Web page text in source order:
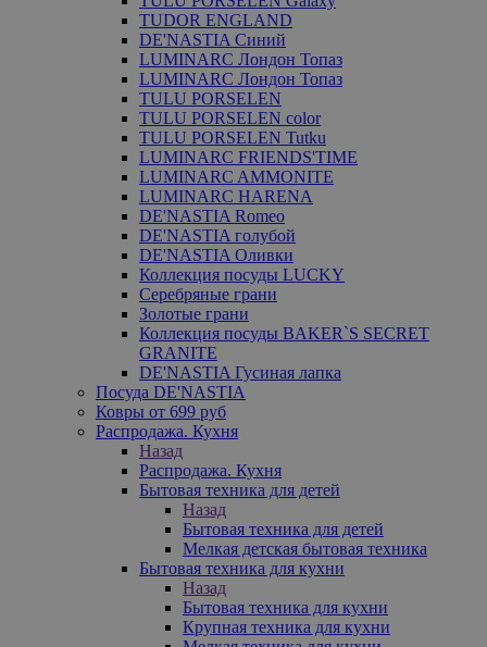
TUDOR ENGLAND
DE'NASTIA Синий
LUMINARC Лондон Топаз
LUMINARC Лондон Топаз
TULU PORSELEN
TULU PORSELEN color
TULU PORSELEN Tutku
LUMINARC FRIENDS'TIME
LUMINARC AMMONITE
LUMINARC HARENA
DE'NASTIA Romeo
DE'NASTIA голубой
DE'NASTIA Оливки
Коллекция посуды LUCKY
Серебряные грани
Золотые грани
Коллекция посуды BAKER`S SECRET
GRANITE
DE'NASTIA Гусиная лапка
Посуда DE'NASTIA
Ковры от 699 руб
Распродажа. Кухня
Назад
Распродажа. Кухня
Бытовая техника для детей
Назад
Бытовая техника для детей
Мелкая детская бытовая техника
Бытовая техника для кухни
Назад
Бытовая техника для кухни
Крупная техника для кухни